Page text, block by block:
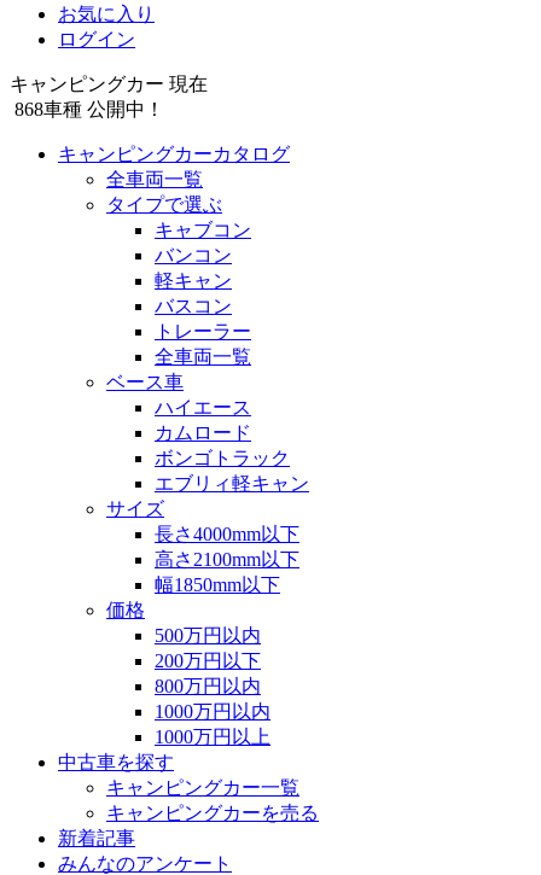
お気に入り
ログイン
キャンピングカー 現在
868車種 公開中！
キャンピングカーカタログ
全車両一覧
タイプで選ぶ
キャブコン
バンコン
軽キャン
バスコン
トレーラー
全車両一覧
ベース車
ハイエース
カムロード
ボンゴトラック
エブリィ軽キャン
サイズ
長さ4000mm以下
高さ2100mm以下
幅1850mm以下
価格
500万円以内
200万円以下
800万円以内
1000万円以内
1000万円以上
中古車を探す
キャンピングカー一覧
キャンピングカーを売る
新着記事
みんなのアンケート